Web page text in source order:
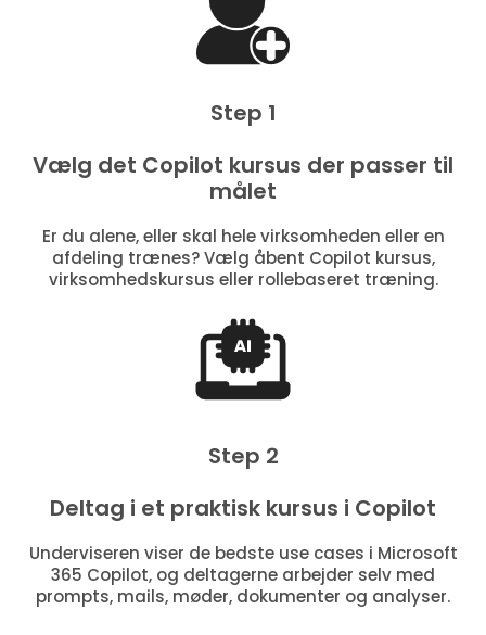
Step 1
Vælg det Copilot kursus der passer til
målet
Er du alene, eller skal hele virksomheden eller en
afdeling trænes? Vælg åbent Copilot kursus,
virksomhedskursus eller rollebaseret træning.
Step 2
Deltag i et praktisk kursus i Copilot
Underviseren viser de bedste use cases i Microsoft
365 Copilot, og deltagerne arbejder selv med
prompts, mails, møder, dokumenter og analyser.